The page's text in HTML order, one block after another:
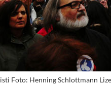
Foto: Henning Schlottmann